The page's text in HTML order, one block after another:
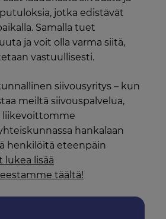
jotka edistävät
Samalla tuet
ja voit olla varma siitä,
vastuullisesti.
siivousyritys – kun
meiltä siivouspalvelua,
liikevoittomme
hankalaan
henkilöitä eteenpäin
lukea lisää
täältä!